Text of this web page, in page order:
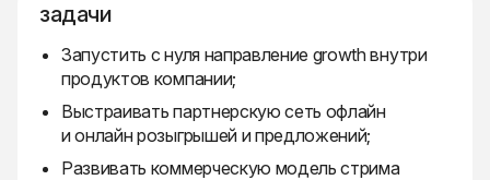
задачи
Запустить с нуля направление growth внутри
продуктов компании;
Выстраивать партнерскую сеть офлайн
и онлайн розыгрышей и предложений;
Развивать коммерческую модель стрима